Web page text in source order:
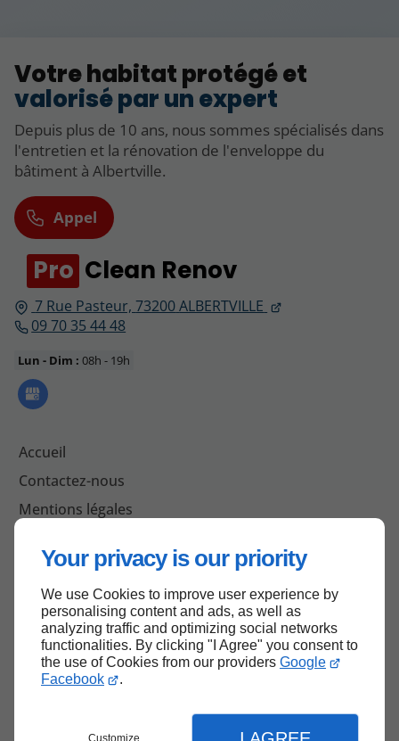
Your privacy is our priority
We use Cookies to improve user experience by
personalising content and ads, as well as
analyzing traffic and optimizing social networks
functionalities. By clicking "I Agree" you consent to
the use of Cookies from our providers Google
Facebook
.
Customize
Pro Clean Renov
7 Rue Pasteur,73200ALBERTVILLE
09 70 35 44 48
Lun - Dim :08h - 19h
Accueil
Contactez-nous
Mentions légales
Votre habitat protégé et
valorisé par un expert
Depuis plus de 10 ans, nous sommes spécialisés dans
l'entretien et la rénovation de l'enveloppe du
bâtiment à Albertville.
Appel
Haut de page